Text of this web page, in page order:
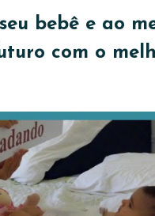
bebê e ao
com o